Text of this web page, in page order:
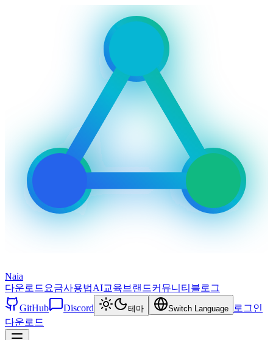
Naia
다운로드 요금사용법AI교육 브랜드커뮤니티 블로그
GitHub
Discord 테마 Switch Language
로그인
다운로드